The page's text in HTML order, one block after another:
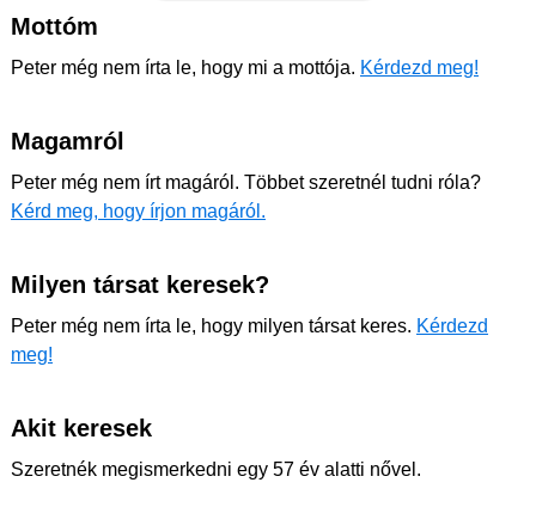
Mottóm
Peter még nem írta le, hogy mi a mottója. Kérdezd meg!
Magamról
Peter még nem írt magáról. Többet szeretnél tudni róla?
Kérd meg, hogy írjon magáról.
Milyen társat keresek?
Peter még nem írta le, hogy milyen társat keres. Kérdezd
meg!
Akit keresek
Szeretnék megismerkedni egy 57 év alatti nővel.